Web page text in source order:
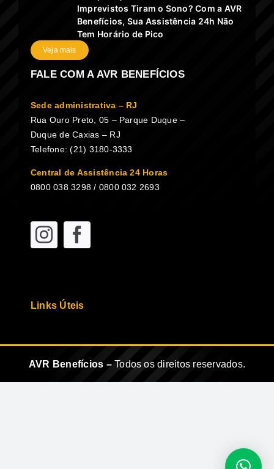
Imprevistos Tiram o Sono? Com a AVR
Benefícios, Sua Assistência 24h Não
Tem Horário de Pico
Veja mais
FALE COM A AVR BENEFÍCIOS
Sede administrativa – RJ
Rua Ouro Preto, 05 – Parque Duque –
Duque de Caxias – RJ
Telefone: (21) 3180-3333
Central de Assistência 24 Horas
0800 038 3298 / 0800 032 2693
Links Úteis
AVR Benefícios –Todos os direitos reservados.